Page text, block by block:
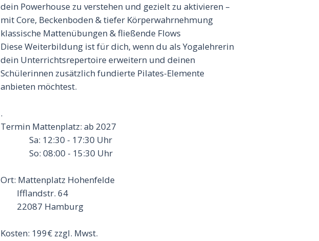
dein Powerhouse zu verstehen und gezielt zu aktivieren –
mit Core, Beckenboden & tiefer Körperwahrnehmung
klassische Mattenübungen & fließende Flows
Diese Weiterbildung ist für dich, wenn du als Yogalehrerin
dein Unterrichtsrepertoire erweitern und deinen
Schülerinnen zusätzlich fundierte Pilates-Elemente
anbieten möchtest.
.
Termin Mattenplatz: ab 2027
Sa: 12:30 - 17:30 Uhr
So: 08:00 - 15:30 Uhr
Ort: Mattenplatz Hohenfelde
Ifflandstr. 64
22087 Hamburg
Kosten: 199€ zzgl. Mwst.